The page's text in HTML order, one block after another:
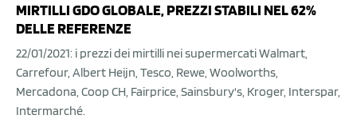
MIRTILLI GDO GLOBALE, PREZZI STABILI NEL 62%
DELLE REFERENZE
22/01/2021: i prezzi dei mirtilli nei supermercati Walmart,
Carrefour, Albert Heijn, Tesco, Rewe, Woolworths,
Mercadona, Coop CH, Fairprice, Sainsbury's, Kroger, Interspar,
Intermarché.